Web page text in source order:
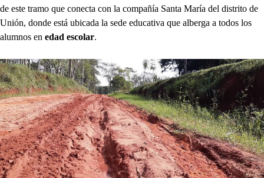
de este tramo que conecta con la compañía Santa María del distrito de
Unión, donde está ubicada la sede educativa que alberga a todos los
alumnos en edad escolar.